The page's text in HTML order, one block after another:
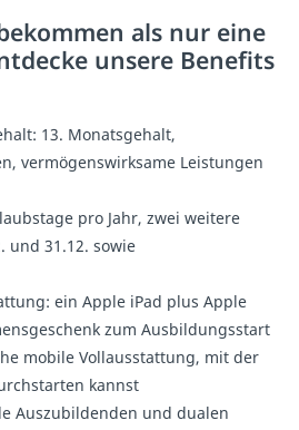
als nur eine
unsere Benefits
13. Monatsgehalt,
vermögenswirksame Leistungen
pro Jahr, zwei weitere
und 31.12. sowie
ein Apple iPad plus Apple
zum Ausbildungsstart
mobile Vollausstattung, mit der
kannst
Auszubildenden und dualen